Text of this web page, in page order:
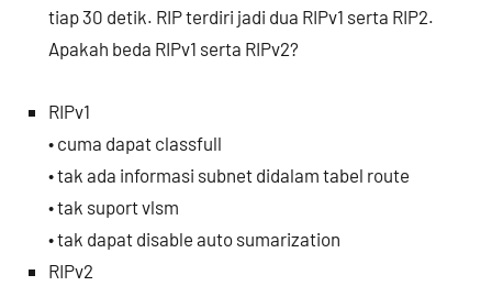
tiap 30 detik. RIP terdiri jadi dua RIPv1 serta RIP2.
Apakah beda RIPv1 serta RIPv2?
RIPv1
• cuma dapat classfull
• tak ada informasi subnet didalam tabel route
• tak suport vlsm
• tak dapat disable auto sumarization
RIPv2